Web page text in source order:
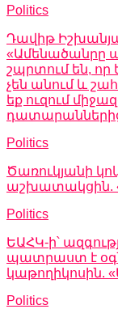
Politics
Դավիթ
«Ամենածանրը
շպրտում են, որ
չեն անում և
եք ուզում
Politics
Ծառուկյանի
աշխատակցին.
Politics
ԵԱՀԿ-ի՝
պատրաստ է
կաթողիկոսին.
Politics